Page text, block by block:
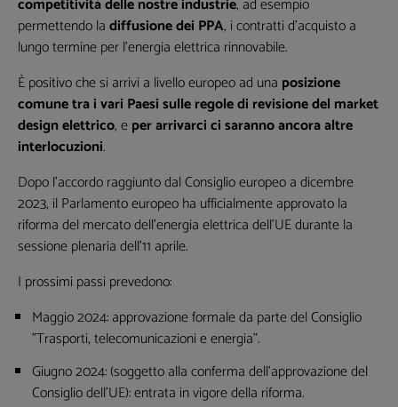
permettendo ladiffusione dei PPA, i contratti d’acquisto a
lungo termine per l’energia elettrica rinnovabile.
È positivo che si arrivi a livello europeo ad una posizione
comune tra i vari Paesi sulle regole di revisione del market
design elettrico, eper arrivarci ci saranno ancora altre
interlocuzioni.
Dopo l'accordo raggiunto dal Consiglio europeo a dicembre
2023, il Parlamento europeo ha ufficialmente approvato la
riforma del mercato dell'energia elettrica dell'UE durante la
sessione plenaria dell'11 aprile.
I prossimi passi prevedono:
Maggio 2024: approvazione formale da parte del Consiglio
"Trasporti, telecomunicazioni e energia".
Giugno 2024: (soggetto alla conferma dell'approvazione del
Consiglio dell'UE): entrata in vigore della riforma.